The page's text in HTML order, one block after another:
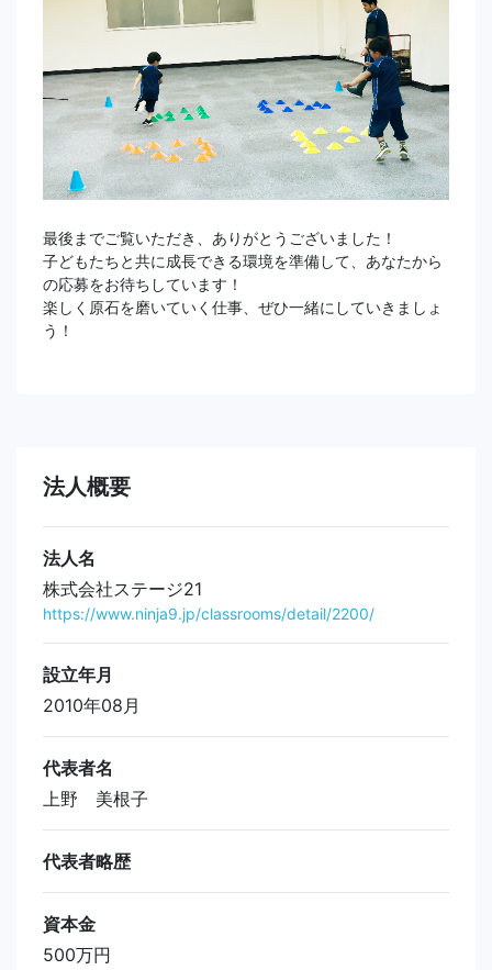
最後までご覧いただき、ありがとうございました！
子どもたちと共に成長できる環境を準備して、あなたから
の応募をお待ちしています！
楽しく原石を磨いていく仕事、ぜひ一緒にしていきましょ
う！
法人概要
法人名
株式会社ステージ21
https://www.ninja9.jp/classrooms/detail/2200/
設立年月
2010年08月
代表者名
上野 美根子
代表者略歴
資本金
500万円